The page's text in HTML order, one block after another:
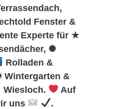
Fenster &
Experte für ★
✺
Rolladen &
Wintergarten &
Wiesloch.
Auf
uns
.